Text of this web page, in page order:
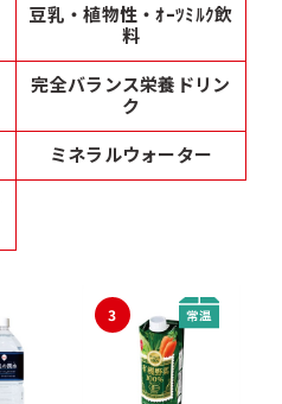
豆乳・植物性・ｵｰﾂﾐﾙｸ飲
料
完全バランス栄養ドリン
ク
ミネラルウォーター
3